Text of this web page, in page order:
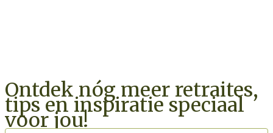
Ontdek nóg meer retraites,
tips en inspiratie speciaal
voor jou!